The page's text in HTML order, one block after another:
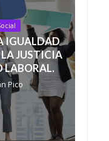
IGUALDAD
JUSTICIA
LABORAL.
Pico